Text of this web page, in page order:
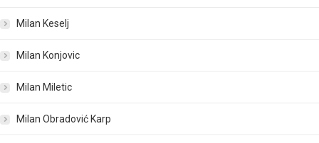
Milan Keselj
Milan Konjovic
Milan Miletic
Milan Obradović Karp